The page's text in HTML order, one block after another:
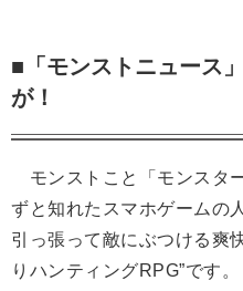
■「モンストニュース
が！
モンストこと「モンスタ
ずと知れたスマホゲームの
引っ張って敵にぶつける爽
りハンティングRPG”です。